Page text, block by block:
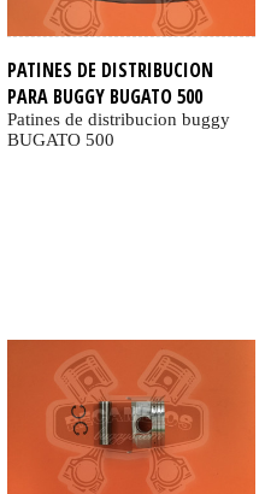
PATINES DE DISTRIBUCION
PARA BUGGY BUGATO 500
Patines de distribucion buggy
BUGATO 500